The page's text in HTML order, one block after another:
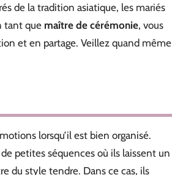
de la tradition asiatique, les mariés
tant que maître de cérémonie, vous
et en partage. Veillez quand même
lorsqu’il est bien organisé.
petites séquences où ils laissent un
du style tendre. Dans ce cas, ils